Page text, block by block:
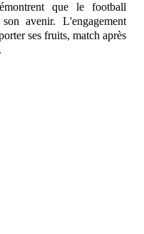
que le football
avenir. L'engagement
ses fruits, match après